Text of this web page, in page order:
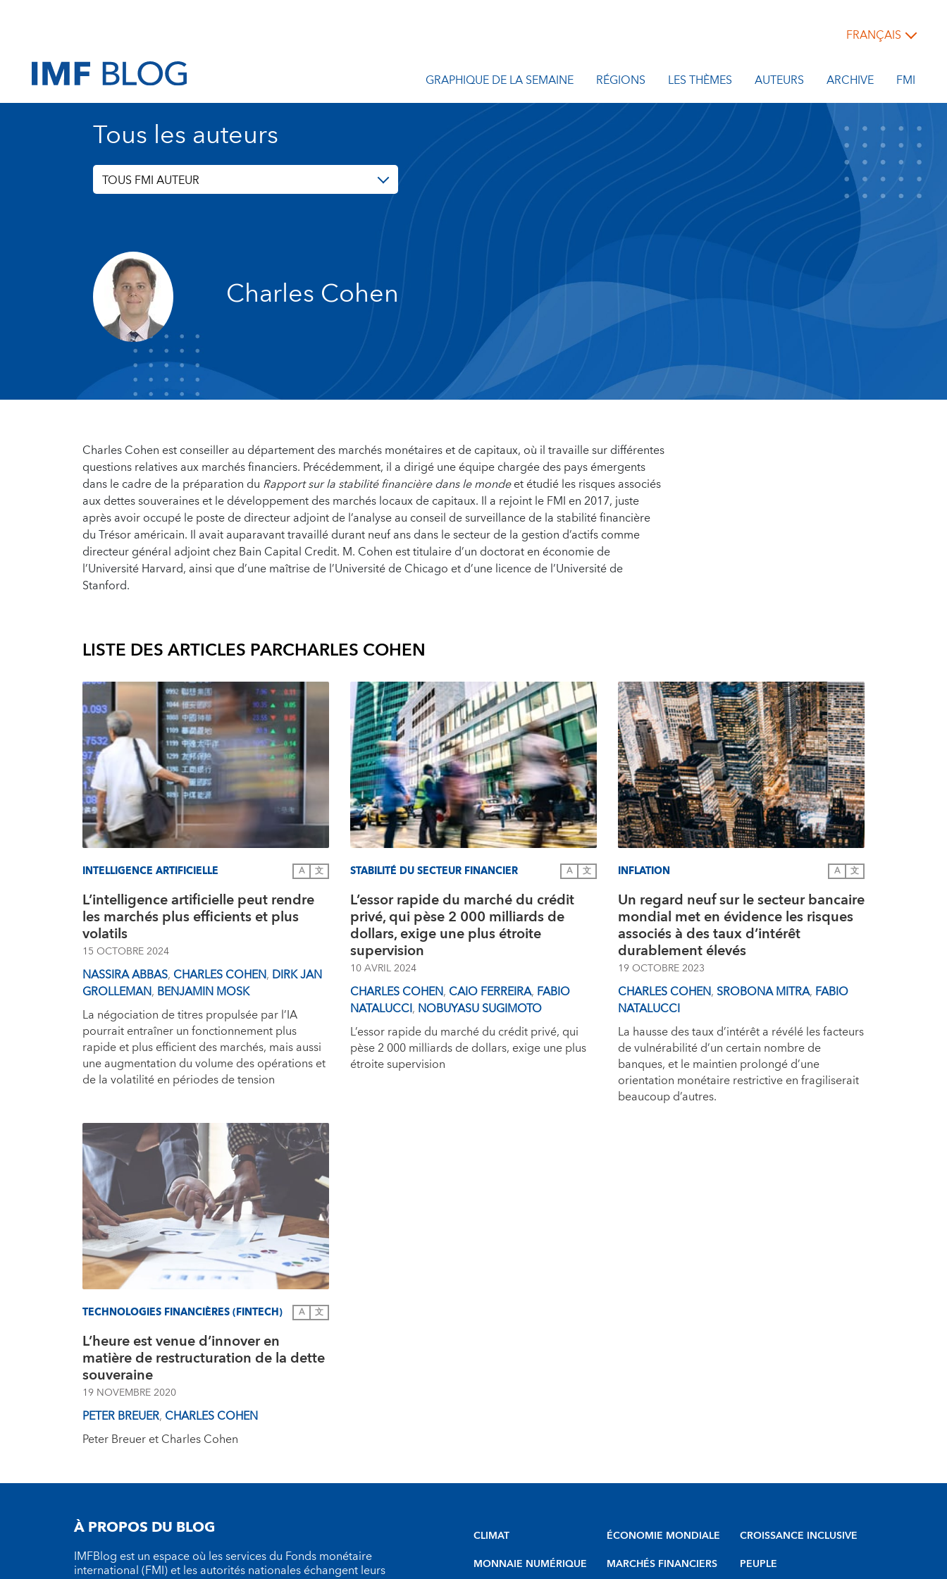
FRANÇAIS
GRAPHIQUE DE LA SEMAINE RÉGIONS LES THÈMES AUTEURS ARCHIVE FMI
Tous les auteurs
TOUS FMI AUTEUR
Charles Cohen
Charles Cohen est conseiller au département des marchés monétaires et de capitaux, où il travaille sur différentes
questions relatives aux marchés financiers. Précédemment, il a dirigé une équipe chargée des pays émergents
dans le cadre de la préparation du Rapport sur la stabilité financière dans le mondeet étudié les risques associés
aux dettes souveraines et le développement des marchés locaux de capitaux. Il a rejoint le FMI en 2017, juste
après avoir occupé le poste de directeur adjoint de l’analyse au conseil de surveillance de la stabilité financière
du Trésor américain. Il avait auparavant travaillé durant neuf ans dans le secteur de la gestion d’actifs comme
directeur général adjoint chez Bain Capital Credit. M. Cohen est titulaire d’un doctorat en économie de
l’Université Harvard, ainsi que d’une maîtrise de l’Université de Chicago et d’une licence de l’Université de
Stanford.
LISTE DES ARTICLES PARCHARLES COHEN
INTELLIGENCE ARTIFICIELLE A 文
L’intelligence artificielle peut rendre
les marchés plus efficients et plus
volatils
15 OCTOBRE 2024
NASSIRA ABBAS, CHARLES COHEN, DIRK JAN
GROLLEMAN, BENJAMIN MOSK
La négociation de titres propulsée par l’IA
pourrait entraîner un fonctionnement plus
rapide et plus efficient des marchés, mais aussi
une augmentation du volume des opérations et
de la volatilité en périodes de tension
STABILITÉ DU SECTEUR FINANCIER A 文
L’essor rapide du marché du crédit
privé, qui pèse 2 000 milliards de
dollars, exige une plus étroite
supervision
10 AVRIL 2024
CHARLES COHEN, CAIO FERREIRA, FABIO
NATALUCCI, NOBUYASU SUGIMOTO
L’essor rapide du marché du crédit privé, qui
pèse 2 000 milliards de dollars, exige une plus
étroite supervision
INFLATION A 文
Un regard neuf sur le secteur bancaire
mondial met en évidence les risques
associés à des taux d’intérêt
durablement élevés
19 OCTOBRE 2023
CHARLES COHEN, SROBONA MITRA, FABIO
NATALUCCI
La hausse des taux d’intérêt a révélé les facteurs
de vulnérabilité d’un certain nombre de
banques, et le maintien prolongé d’une
orientation monétaire restrictive en fragiliserait
beaucoup d’autres.
TECHNOLOGIES FINANCIÈRES (FINTECH) A 文
L’heure est venue d’innover en
matière de restructuration de la dette
souveraine
19 NOVEMBRE 2020
PETER BREUER, CHARLES COHEN
Peter Breuer et Charles Cohen
À PROPOS DU BLOG
IMFBlog est un espace où les services du Fonds monétaire
international (FMI) et les autorités nationales échangent leurs
CLIMAT
MONNAIE NUMÉRIQUE
ÉCONOMIE MONDIALE
MARCHÉS FINANCIERS
CROISSANCE INCLUSIVE
PEUPLE